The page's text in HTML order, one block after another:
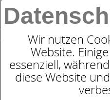
Wir nutzen
Website.
essenziell,
diese Website
Suche nach